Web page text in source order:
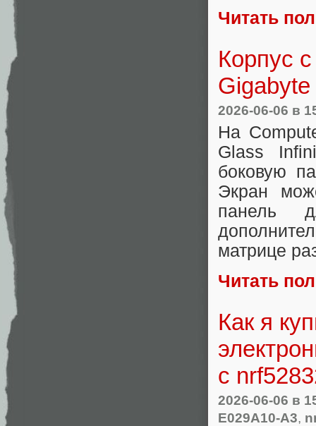
Читать
Корпус
2026-06-06 в
На
Glass
боковую
Экран
панель
матрице
Читать
Как я
с
2026-06-06 в
E029A10-A3,